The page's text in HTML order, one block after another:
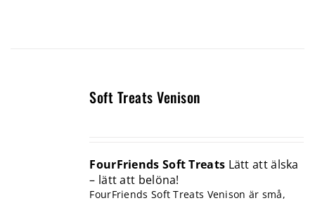
Soft Treats Venison
FourFriends Soft Treats Lätt att älska
– lätt att belöna!
FourFriends Soft Treats Venison är små,